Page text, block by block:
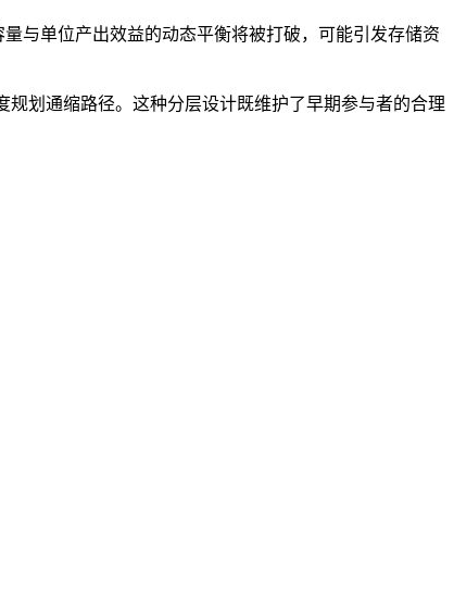
与单位产出效益的动态平衡将被打破，可能引发存储资
划通缩路径。这种分层设计既维护了早期参与者的合理